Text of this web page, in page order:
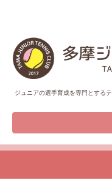
ジュニアの選手育成を専門とする